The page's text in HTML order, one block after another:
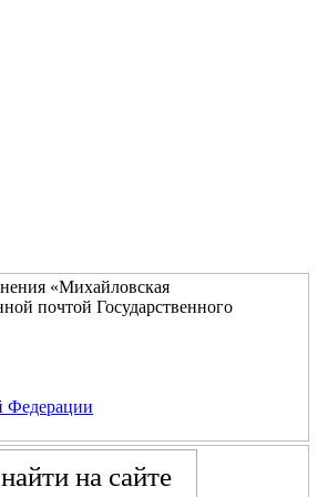
«Михайловская
почтой Государственного
Федерации